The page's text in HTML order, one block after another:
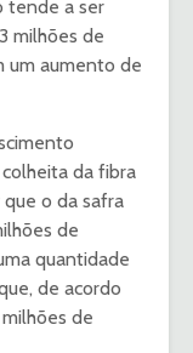
tende a ser
milhões de
um aumento de
da fibra
o da safra
de
quantidade
de acordo
de